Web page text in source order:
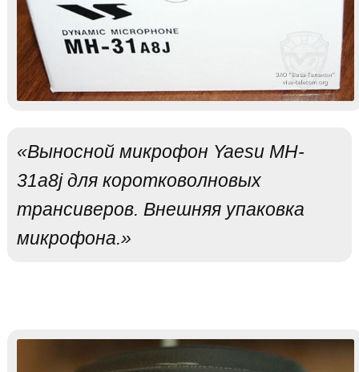
«Выносной микрофон Yaesu MH-
31a8j для коротковолновых
трансиверов. Внешняя упаковка
микрофона.»